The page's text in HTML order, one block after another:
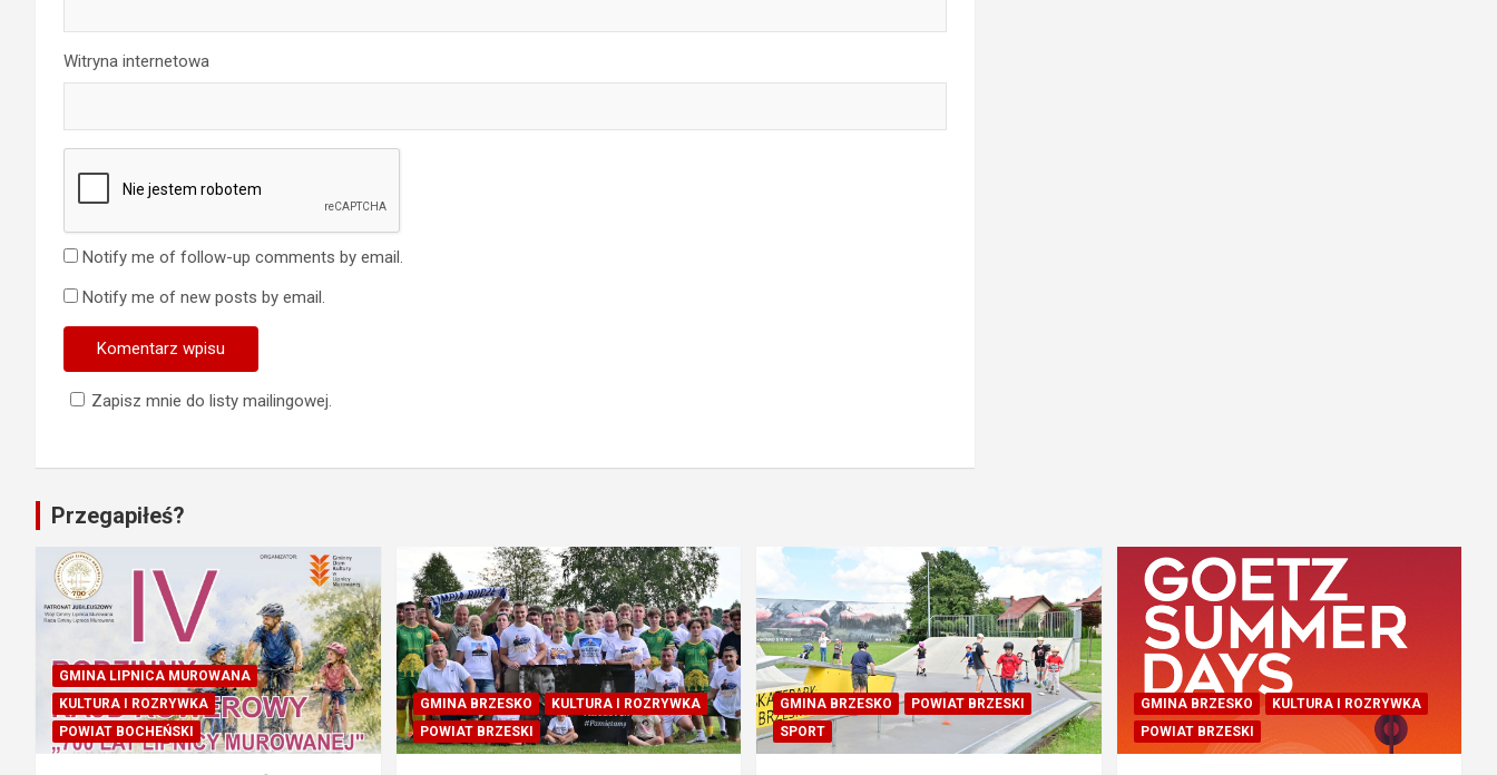
Witryna internetowa
Notify me of follow-up comments by email.
Notify me of new posts by email.
Zapisz mnie do listy mailingowej.
Przegapiłeś?
GMINA LIPNICA MUROWANA
KULTURA I ROZRYWKA
POWIAT BOCHEŃSKI
GMINA BRZESKO
KULTURA I ROZRYWKA
POWIAT BRZESKI
GMINA BRZESKO
POWIAT BRZESKI
SPORT
GMINA BRZESKO
KULTURA I ROZRYWKA
POWIAT BRZESKI